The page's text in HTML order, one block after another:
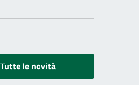
Tutte le novità